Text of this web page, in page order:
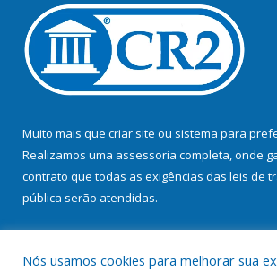
Muito mais que criar site ou sistema para
Realizamos uma assessoria completa, onde
contrato que todas as exigências das leis de
pública serão atendidas.
Nós usamos cookies para melhorar sua